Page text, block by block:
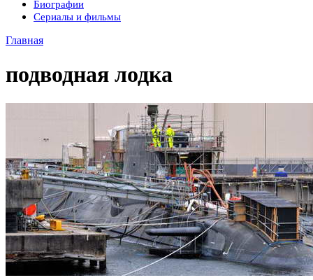
Биографии
Сериалы и фильмы
Главная
подводная лодка